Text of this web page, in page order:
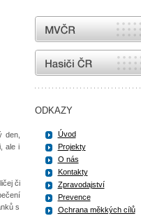
den,
ale i
či
s
MVČR
internetové stránky Hasiči ČR
ODKAZY
Úvod
Projekty
O nás
Kontakty
Zpravodajství
Prevence
Ochrana měkkých cílů